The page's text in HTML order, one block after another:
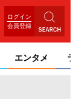
ログイン
会員登録
エンタメ